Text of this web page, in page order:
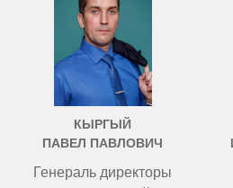
КЫРГЫЙ
ПАВЕЛ ПАВЛОВИЧ
Генераль директоры